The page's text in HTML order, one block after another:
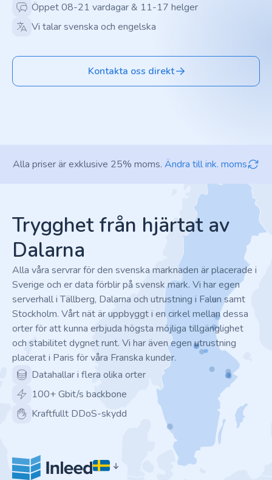
Öppet 08-21 vardagar & 11-17 helger
Vi talar svenska och engelska
Kontakta oss direkt
Alla priser är exklusive 25% moms. Ändra till ink. moms
Trygghet från hjärtat av
Dalarna
Alla våra servrar för den svenska marknaden är placerade i
Sverige och er data förblir på svensk mark. Vi har egen
serverhall i Tällberg, Dalarna och utrustning i Falun samt
Stockholm. Vårt nät är uppbyggt i en cirkel mellan dessa
orter för att kunna erbjuda högsta möjliga tillgänglighet
och stabilitet dygnet runt. Vi har även egen utrustning
placerat i Paris för våra Franska kunder.
Datahallar i flera olika orter
100+ Gbit/s backbone
Kraftfullt DDoS-skydd